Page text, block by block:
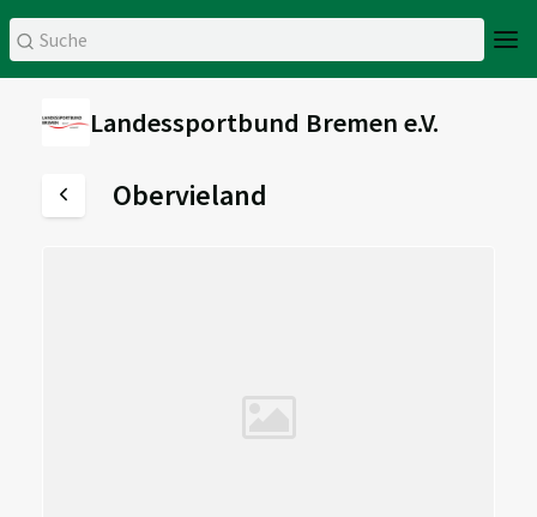
Landessportbund Bremen e.V.
Obervieland